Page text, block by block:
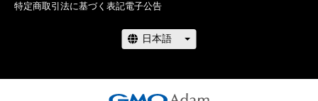
特定商取引法に基づく表記電子公告